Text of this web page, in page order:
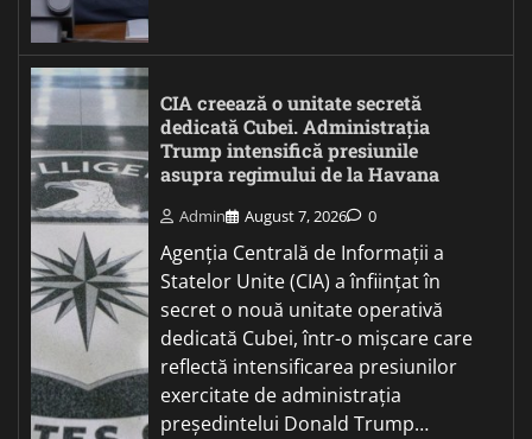
CIA creează o unitate secretă
dedicată Cubei. Administrația
Trump intensifică presiunile
asupra regimului de la Havana
Admin August 7, 2026 0
Agenția Centrală de Informații a
Statelor Unite (CIA) a înființat în
secret o nouă unitate operativă
dedicată Cubei, într-o mișcare care
reflectă intensificarea presiunilor
exercitate de administrația
președintelui Donald Trump…